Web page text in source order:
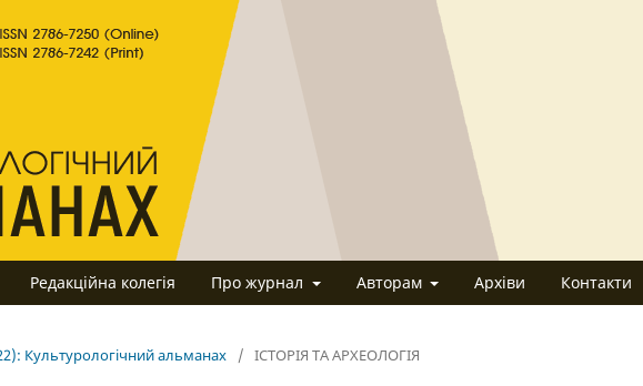
Редакційна колегія Про журнал Авторам Архіви Контакти
Культурологічний альманах / ІСТОРІЯ ТА АРХЕОЛОГІЯ